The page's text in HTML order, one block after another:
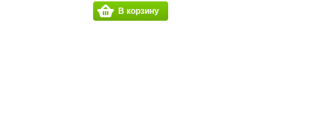
В корзину